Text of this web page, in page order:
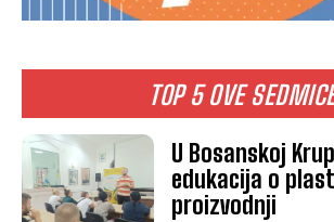
TOP 5 OVE
U Bosanskoj
edukacija o
proizvodnji